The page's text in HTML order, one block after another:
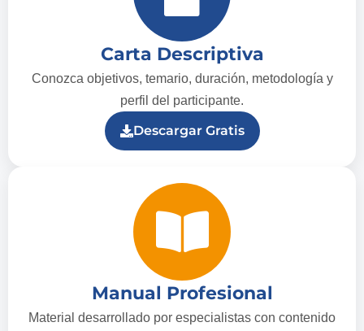
Carta Descriptiva
Conozca objetivos, temario, duración, metodología y
perfil del participante.
Descargar Gratis
Manual Profesional
Material desarrollado por especialistas con contenido